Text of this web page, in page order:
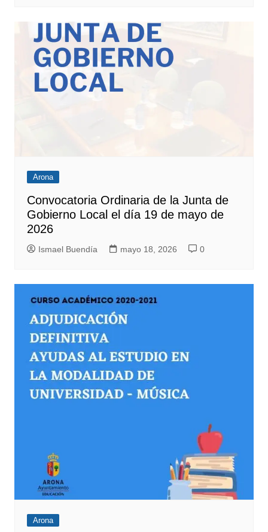
Arona
Convocatoria Ordinaria de la Junta de
Gobierno Local el día 19 de mayo de
2026
Ismael Buendía mayo 18, 2026 0
Arona